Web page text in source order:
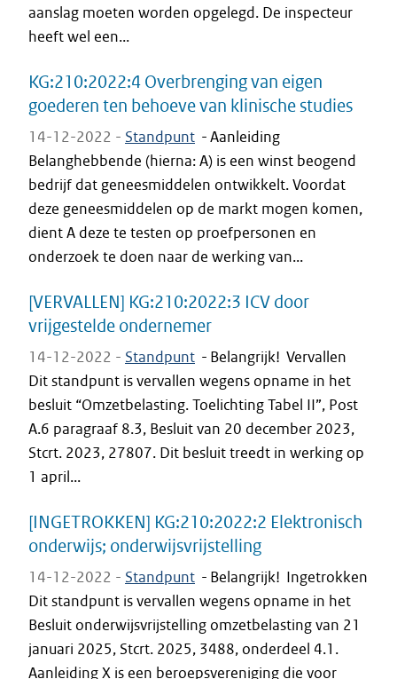
aanslag moeten worden opgelegd. De inspecteur
heeft wel een...
KG:210:2022:4 Overbrenging van eigen
goederen ten behoeve van klinische studies
14-12-2022 - Standpunt -Aanleiding
Belanghebbende (hierna: A) is een winst beogend
bedrijf dat geneesmiddelen ontwikkelt. Voordat
deze geneesmiddelen op de markt mogen komen,
dient A deze te testen op proefpersonen en
onderzoek te doen naar de werking van...
[VERVALLEN] KG:210:2022:3 ICV door
vrijgestelde ondernemer
14-12-2022 - Standpunt - Belangrijk! Vervallen
Dit standpunt is vervallen wegens opname in het
besluit “Omzetbelasting. Toelichting Tabel II”, Post
A.6 paragraaf 8.3, Besluit van 20 december 2023,
Stcrt. 2023, 27807. Dit besluit treedt in werking op
1 april...
[INGETROKKEN] KG:210:2022:2 Elektronisch
onderwijs; onderwijsvrijstelling
14-12-2022 - Standpunt - Belangrijk! Ingetrokken
Dit standpunt is vervallen wegens opname in het
Besluit onderwijsvrijstelling omzetbelasting van 21
januari 2025, Stcrt. 2025, 3488, onderdeel 4.1.
Aanleiding X is een beroepsvereniging die voor